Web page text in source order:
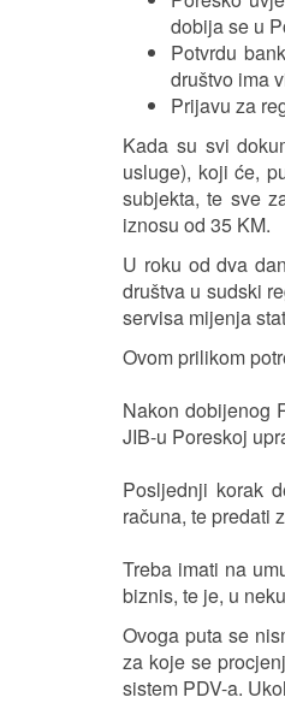
dobija se u
Potvrdu
društvo ima
Prijavu za
Kada su svi
usluge), koji će,
subjekta, te sve
iznosu od 35 KM.
U roku od dva
društva u sudski
servisa mijenja
Ovom prilikom
Nakon dobijenog
JIB-u Poreskoj
Posljednji korak
računa, te predati
Treba imati na
biznis, te je, u
Ovoga puta se
za koje se
sistem PDV-a.